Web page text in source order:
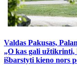
Valdas Pakusas,
„O kas gali
išbarstyti kieno nors